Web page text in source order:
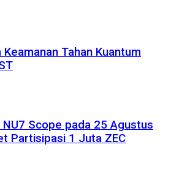
Tahan Kuantum
Scope pada 25 Agustus
Partisipasi 1 Juta ZEC